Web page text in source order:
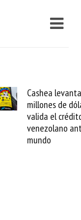
Cashea levanta 100
millones de dólares y
valida el crédito del
venezolano ante el
mundo